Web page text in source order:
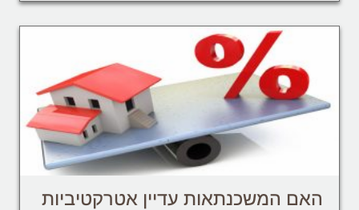
האם המשכנתאות עדיין אטרקטיביות